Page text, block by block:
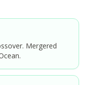
Mergered